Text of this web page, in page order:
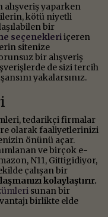
alışveriş yaparken
kötü niyetli
bir
seçenekleriiçeren
sitenize
bir alışveriş
de sizi tercih
yakalarsınız.
tedarikçi firmalar
olarak faaliyetlerinizi
önünü açar.
ve birçok e-
N11, Gittigidiyor,
çalışan bir
kolaylaştırır.
sunan bir
birlikte elde